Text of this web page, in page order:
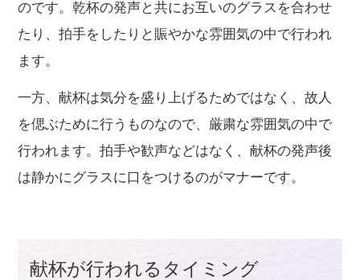
のです。乾杯の発声と共にお互いのグラスを合わせ
たり、拍手をしたりと賑やかな雰囲気の中で行われ
ます。
一方、献杯は気分を盛り上げるためではなく、故人
を偲ぶために行うものなので、厳粛な雰囲気の中で
行われます。拍手や歓声などはなく、献杯の発声後
は静かにグラスに口をつけるのがマナーです。
献杯が行われるタイミング